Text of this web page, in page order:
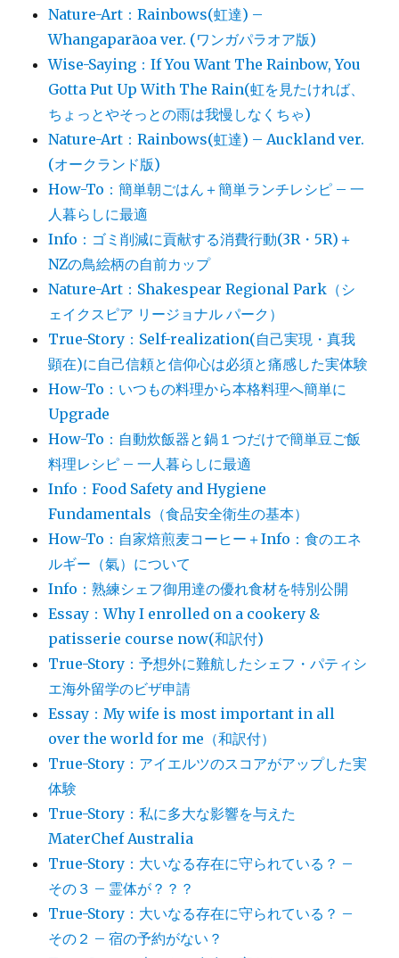
Nature-Art：Rainbows(虹達) –
Whangaparāoa ver. (ワンガパラオア版)
Wise-Saying：If You Want The Rainbow, You
Gotta Put Up With The Rain(虹を見たければ、
ちょっとやそっとの雨は我慢しなくちゃ)
Nature-Art：Rainbows(虹達) – Auckland ver.
(オークランド版)
How-To：簡単朝ごはん＋簡単ランチレシピ – 一
人暮らしに最適
Info：ゴミ削減に貢献する消費行動(3R・5R)＋
NZの鳥絵柄の自前カップ
Nature-Art：Shakespear Regional Park（シ
ェイクスピア リージョナル パーク）
True-Story：Self-realization(自己実現・真我
顕在)に自己信頼と信仰心は必須と痛感した実体験
How-To：いつもの料理から本格料理へ簡単に
Upgrade
How-To：自動炊飯器と鍋１つだけで簡単豆ご飯
料理レシピ – 一人暮らしに最適
Info：Food Safety and Hygiene
Fundamentals（食品安全衛生の基本）
How-To：自家焙煎麦コーヒー＋Info：食のエネ
ルギー（氣）について
Info：熟練シェフ御用達の優れ食材を特別公開
Essay：Why I enrolled on a cookery &
patisserie course now(和訳付)
True-Story：予想外に難航したシェフ・パティシ
エ海外留学のビザ申請
Essay：My wife is most important in all
over the world for me（和訳付）
True-Story：アイエルツのスコアがアップした実
体験
True-Story：私に多大な影響を与えた
MaterChef Australia
True-Story：大いなる存在に守られている？ –
その３ – 霊体が？？？
True-Story：大いなる存在に守られている？ –
その２ – 宿の予約がない？